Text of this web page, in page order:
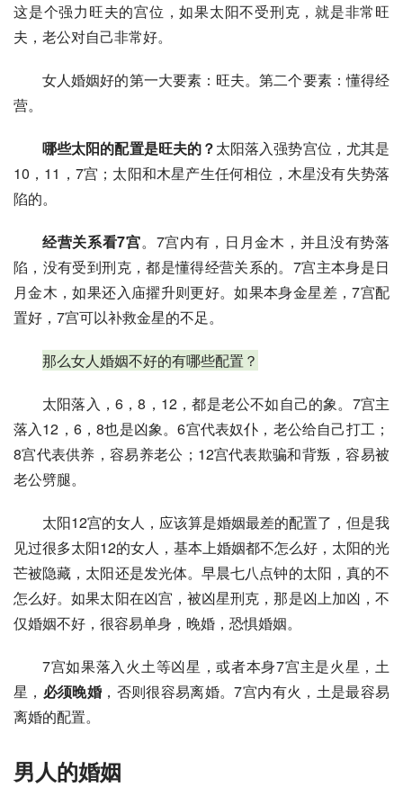
这是个强力旺夫的宫位，如果太阳不受刑克，就是非常旺
夫，老公对自己非常好。
女人婚姻好的第一大要素：旺夫。第二个要素：懂得经
营。
哪些太阳的配置是旺夫的？太阳落入强势宫位，尤其是
10，11，7宫；太阳和木星产生任何相位，木星没有失势落
陷的。
经营关系看7宫。7宫内有，日月金木，并且没有势落
陷，没有受到刑克，都是懂得经营关系的。7宫主本身是日
月金木，如果还入庙擢升则更好。如果本身金星差，7宫配
置好，7宫可以补救金星的不足。
那么女人婚姻不好的有哪些配置？
太阳落入，6，8，12，都是老公不如自己的象。7宫主
落入12，6，8也是凶象。6宫代表奴仆，老公给自己打工；
8宫代表供养，容易养老公；12宫代表欺骗和背叛，容易被
老公劈腿。
太阳12宫的女人，应该算是婚姻最差的配置了，但是我
见过很多太阳12的女人，基本上婚姻都不怎么好，太阳的光
芒被隐藏，太阳还是发光体。早晨七八点钟的太阳，真的不
怎么好。如果太阳在凶宫，被凶星刑克，那是凶上加凶，不
仅婚姻不好，很容易单身，晚婚，恐惧婚姻。
7宫如果落入火土等凶星，或者本身7宫主是火星，土
星， 必须晚婚 ，否则很容易离婚。7宫内有火，土是最容易
离婚的配置。
男人的婚姻